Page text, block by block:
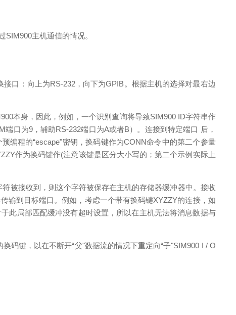
主机通信的情况。
口：向上为RS-232，向下为GPIB。根据主机的选择对最右边
本身，因此，例如，一个识别查询将导致SIM900 ID字符串作
口为9，辅助RS-232端口为A或者B）。连接到特定端口 后，
编程的“escape"密钥，换码键作为CONN命令中的第二个参量
作为换码键作(注意该键是区分大小写的；第二个示例实际上
被接收到，则这个字符被保存在主机的存储器缓冲器中。接收
输到目标端口。例如，考虑一个带有换码键XYZZY的连接，如
此局部匹配缓冲没有超时设置，所以在主机无法将消息数据与
码键，以在不断开“父"数据流的情况下重定向“子"SIM900 I / O